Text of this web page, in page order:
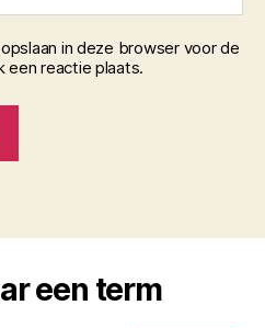
in deze browser voor de
een reactie plaats.
een term